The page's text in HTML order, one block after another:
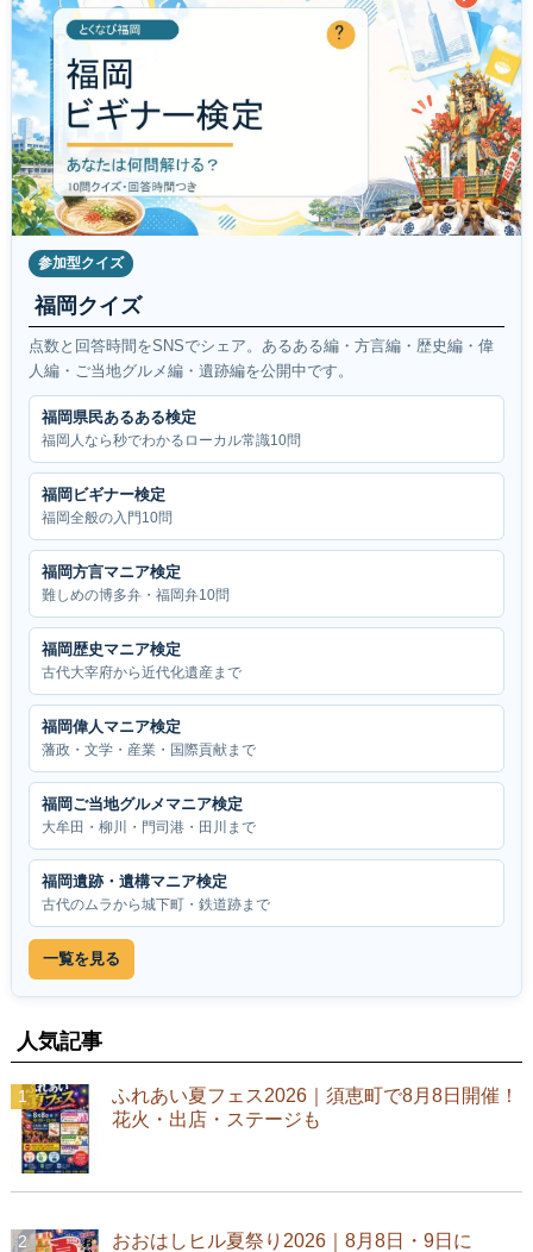
参加型クイズ
福岡クイズ
点数と回答時間をSNSでシェア。あるある編・方言編・歴史編・偉
人編・ご当地グルメ編・遺跡編を公開中です。
福岡県民あるある検定
福岡人なら秒でわかるローカル常識10問
福岡ビギナー検定
福岡全般の入門10問
福岡方言マニア検定
難しめの博多弁・福岡弁10問
福岡歴史マニア検定
古代大宰府から近代化遺産まで
福岡偉人マニア検定
藩政・文学・産業・国際貢献まで
福岡ご当地グルメマニア検定
大牟田・柳川・門司港・田川まで
福岡遺跡・遺構マニア検定
古代のムラから城下町・鉄道跡まで
一覧を見る
人気記事
ふれあい夏フェス2026｜須恵町で8月8日開催！
花火・出店・ステージも
おおはしヒル夏祭り2026｜8月8日・9日に